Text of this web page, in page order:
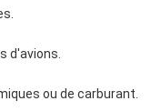
d'avions.
ou de carburant.